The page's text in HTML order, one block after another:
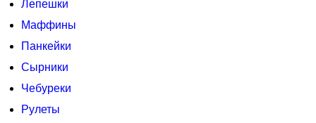
Лепешки
Маффины
Панкейки
Сырники
Чебуреки
Рулеты